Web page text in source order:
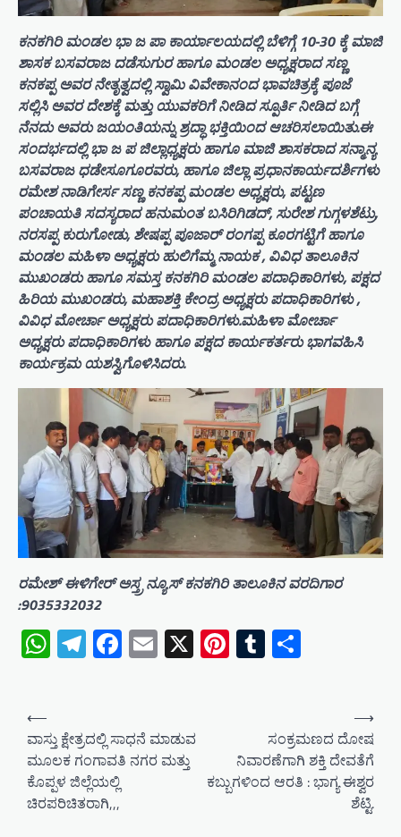
ಕನಕಗಿರಿ ಮಂಡಲ ಭಾ ಜ ಪಾ ಕಾರ್ಯಾಲಯದಲ್ಲಿ ಬೆಳಿಗ್ಗೆ 10-30 ಕ್ಕೆ ಮಾಜಿ
ಶಾಸಕ ಬಸವರಾಜ ದಡೆಸುಗುರ ಹಾಗೂ ಮಂಡಲ ಅಧ್ಯಕ್ಷರಾದ ಸಣ್ಣ
ಕನಕಪ್ಪ ಅವರ ನೇತೃತ್ವದಲ್ಲಿ ಸ್ವಾಮಿ ವಿವೇಕಾನಂದ ಭಾವಚಿತ್ರಕ್ಕೆ ಪೂಜೆ
ಸಲ್ಲಿಸಿ ಅವರ ದೇಶಕ್ಕೆ ಮತ್ತು ಯುವಕರಿಗೆ ನೀಡಿದ ಸ್ಪೂರ್ತಿ ನೀಡಿದ ಬಗ್ಗೆ
ನೆನದು ಅವರು ಜಯಂತಿಯನ್ನು ಶ್ರದ್ಧಾ ಭಕ್ತಿಯಿಂದ ಆಚರಿಸಲಾಯಿತು.ಈ
ಸಂದರ್ಭದಲ್ಲಿ ಭಾ ಜ ಪ ಜಿಲ್ಲಾಧ್ಯಕ್ಷರು ಹಾಗೂ ಮಾಜಿ ಶಾಸಕರಾದ ಸನ್ಮಾನ್ಯ
ಬಸವರಾಜ ಧಡೇಸೂಗೂರವರು, ಹಾಗೂ ಜಿಲ್ಲಾ ಪ್ರಧಾನಕಾರ್ಯದರ್ಶಿಗಳು
ರಮೇಶ ನಾಡಿಗೇರ್ಸ ಸಣ್ಣ ಕನಕಪ್ಪ ಮಂಡಲ ಅಧ್ಯಕ್ಷರು, ಪಟ್ಟಣ
ಪಂಚಾಯತಿ ಸದಸ್ಯರಾದ ಹನುಮಂತ ಬಸಿರಿಗಿಡದ್, ಸುರೇಶ ಗುಗ್ಗಳಶೆಟ್ರು,
ನರಸಪ್ಪ ಕುರುಗೋಡು, ಶೇಷಪ್ಪ ಪೂಜಾರ್ ರಂಗಪ್ಪ ಕೂರಗಟ್ಟಿಗೆ ಹಾಗೂ
ಮಂಡಲ ಮಹಿಳಾ ಅಧ್ಯಕ್ಷರು ಹುಲಿಗೆಮ್ಮ ನಾಯಕ , ವಿವಿಧ ತಾಲೂಕಿನ
ಮುಖಂಡರು ಹಾಗೂ ಸಮಸ್ತ ಕನಕಗಿರಿ ಮಂಡಲ ಪದಾಧಿಕಾರಿಗಳು, ಪಕ್ಷದ
ಹಿರಿಯ ಮುಖಂಡರು, ಮಹಾಶಕ್ತಿ ಕೇಂದ್ರ ಅಧ್ಯಕ್ಷರು ಪದಾಧಿಕಾರಿಗಳು ,
ವಿವಿಧ ಮೋರ್ಚಾ ಅಧ್ಯಕ್ಷರು ಪದಾಧಿಕಾರಿಗಳು.ಮಹಿಳಾ ಮೋರ್ಚಾ
ಅಧ್ಯಕ್ಷರು ಪದಾಧಿಕಾರಿಗಳು ಹಾಗೂ ಪಕ್ಷದ ಕಾರ್ಯಕರ್ತರು ಭಾಗವಹಿಸಿ
ಕಾರ್ಯಕ್ರಮ ಯಶಸ್ವಿಗೊಳಿಸಿದರು.
ರಮೇಶ್ ಈಳಿಗೇರ್ ಅಸ್ತ್ರ ನ್ಯೂಸ್ ಕನಕಗಿರಿ ತಾಲೂಕಿನ ವರದಿಗಾರ
:9035332032
WhatsApp
Telegram
Facebook
Email
X Pinterest
Tumblr
⟵
ವಾಸ್ತು ಕ್ಷೇತ್ರದಲ್ಲಿ ಸಾಧನೆ ಮಾಡುವ
ಮೂಲಕ ಗಂಗಾವತಿ ನಗರ ಮತ್ತು
ಕೊಪ್ಪಳ ಜಿಲ್ಲೆಯಲ್ಲಿ
ಚಿರಪರಿಚಿತರಾಗಿ,,,
ಸಂಕ್ರಮಣದ ದೋಷ
ನಿವಾರಣೆಗಾಗಿ ಶಕ್ತಿ ದೇವತೆಗೆ
ಕಬ್ಬುಗಳಿಂದ ಆರತಿ : ಭಾಗ್ಯ ಈಶ್ವರ
ಶೆಟ್ಟಿ.
⟶